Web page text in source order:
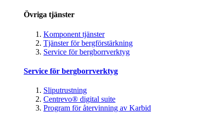
Övriga tjänster
Komponent tjänster
Tjänster för bergförstärkning
Service för bergborrverktyg
Service för bergborrverktyg
Sliputrustning
Centrevo® digital suite
Program för återvinning av Karbid